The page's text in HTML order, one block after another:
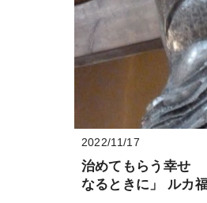
2022/11/17
治めてもらう幸せ
なるときに」 ルカ